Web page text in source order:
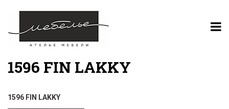
1596 FIN LAKKY
1596 FIN LAKKY